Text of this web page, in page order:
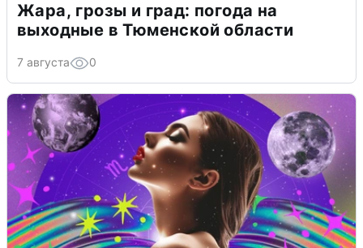
Жара, грозы и град: погода на
выходные в Тюменской области
7 августа 0